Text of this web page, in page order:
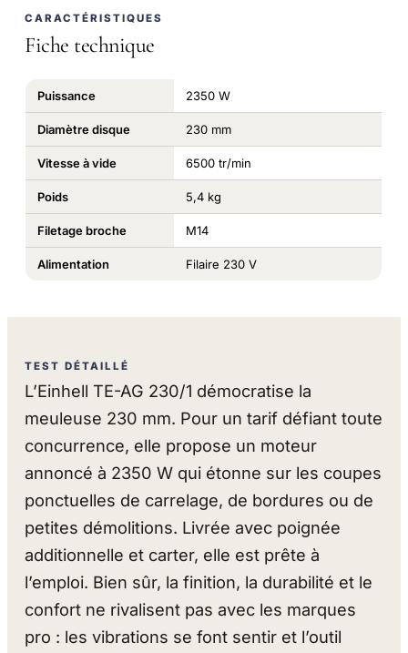
CARACTÉRISTIQUES
Fiche technique
Puissance 2350 W
Diamètre disque 230 mm
Vitesse à vide 6500 tr/min
Poids 5,4 kg
Filetage broche M14
Alimentation Filaire 230 V
TEST DÉTAILLÉ
L’Einhell TE-AG 230/1 démocratise la
meuleuse 230 mm. Pour un tarif défiant toute
concurrence, elle propose un moteur
annoncé à 2350 W qui étonne sur les coupes
ponctuelles de carrelage, de bordures ou de
petites démolitions. Livrée avec poignée
additionnelle et carter, elle est prête à
l’emploi. Bien sûr, la finition, la durabilité et le
confort ne rivalisent pas avec les marques
pro : les vibrations se font sentir et l’outil